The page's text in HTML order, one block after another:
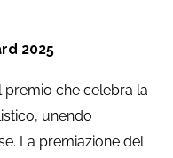
2025
premio che celebra la
unendo
La premiazione del